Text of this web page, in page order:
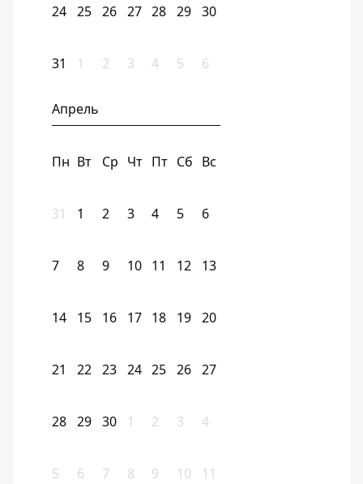
24 25 26 27 28 29 30
31 1 2 3 4 5 6
Апрель
Пн Вт Ср Чт Пт Сб Вс
31 1 2 3 4 5 6
7 8 9 10 11 12 13
14 15 16 17 18 19 20
21 22 23 24 25 26 27
28 29 30 1 2 3 4
5 6 7 8 9 10 11